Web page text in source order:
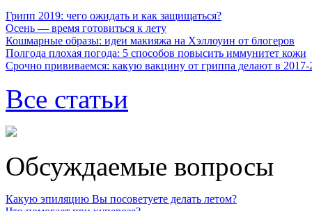
Грипп 2019: чего ожидать и как защищаться?
Осень — время готовиться к лету
Кошмарные образы: идеи макияжа на Хэллоуин от блогеров
Полгода плохая погода: 5 способов повысить иммунитет кожи
Срочно прививаемся: какую вакцину от гриппа делают в 2017-
Все статьи
Обсуждаемые вопросы
Какую эпиляцию Вы посоветуете делать летом?